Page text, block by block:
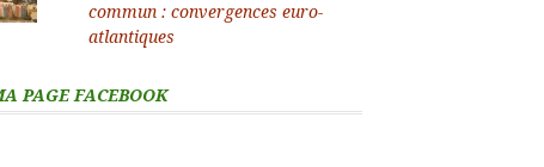
commun : convergences euro-
atlantiques
PAGE FACEBOOK